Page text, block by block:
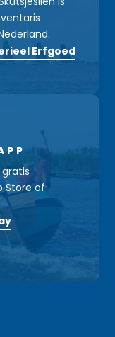
Erfgoed
gratis
Store of